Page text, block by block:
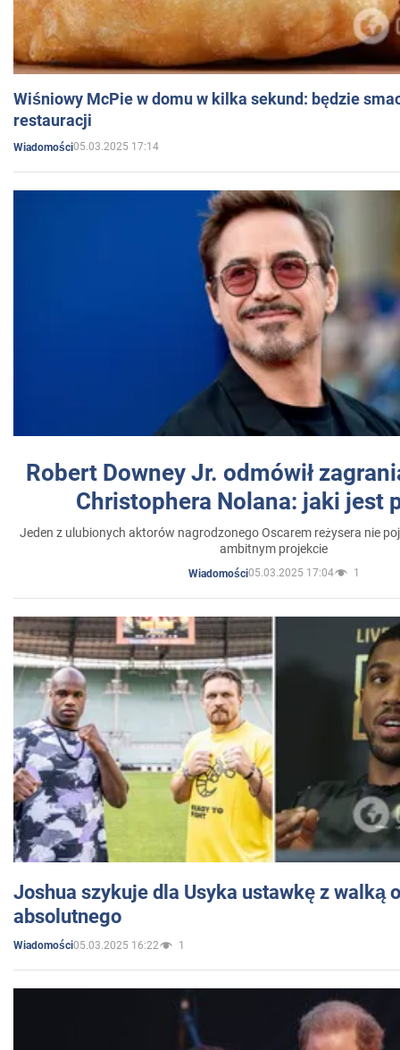
Wiśniowy McPie w domu w kilka sekund: będzie
restauracji
Wiadomości05.03.2025 17:14
Robert Downey Jr. odmówił
Christophera Nolana: jaki jest
Jeden z ulubionych aktorów nagrodzonego Oscarem reżysera nie
ambitnym projekcie
Wiadomości05.03.2025 17:04 1
Joshua szykuje dla Usyka ustawkę z walką
absolutnego
Wiadomości05.03.2025 16:22 1